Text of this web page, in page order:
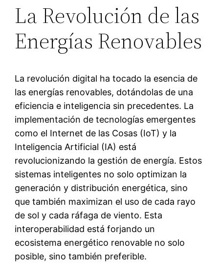
La Revolución de las
Energías Renovables
La revolución digital ha tocado la esencia de
las energías renovables, dotándolas de una
eficiencia e inteligencia sin precedentes. La
implementación de tecnologías emergentes
como el Internet de las Cosas (IoT) y la
Inteligencia Artificial (IA) está
revolucionizando la gestión de energía. Estos
sistemas inteligentes no solo optimizan la
generación y distribución energética, sino
que también maximizan el uso de cada rayo
de sol y cada ráfaga de viento. Esta
interoperabilidad está forjando un
ecosistema energético renovable no solo
posible, sino también preferible.